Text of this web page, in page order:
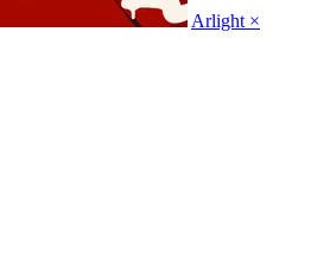
Arlight ×